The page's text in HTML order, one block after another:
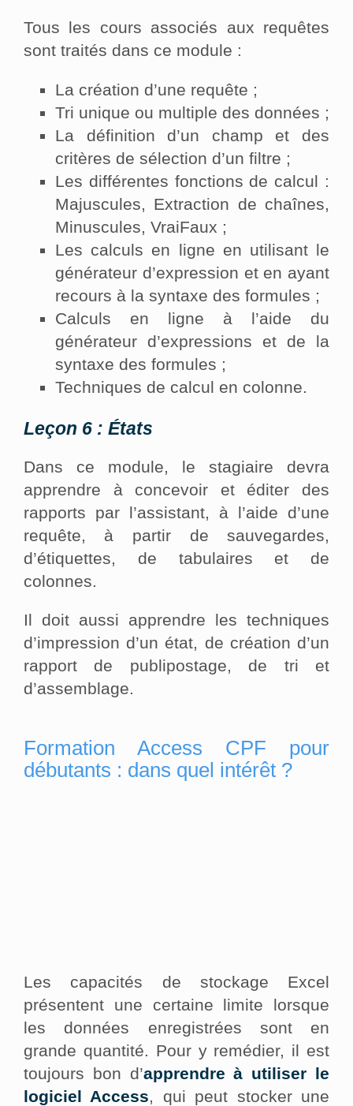
Tous les cours associés aux requêtes
sont traités dans ce module :
La création d’une requête ;
Tri unique ou multiple des données ;
La définition d’un champ et des
critères de sélection d’un filtre ;
Les différentes fonctions de calcul :
Majuscules, Extraction de chaînes,
Minuscules, VraiFaux ;
Les calculs en ligne en utilisant le
générateur d’expression et en ayant
recours à la syntaxe des formules ;
Calculs en ligne à l’aide du
générateur d’expressions et de la
syntaxe des formules ;
Techniques de calcul en colonne.
Leçon 6 : États
Dans ce module, le stagiaire devra
apprendre à concevoir et éditer des
rapports par l’assistant, à l’aide d’une
requête, à partir de sauvegardes,
d’étiquettes, de tabulaires et de
colonnes.
Il doit aussi apprendre les techniques
d’impression d’un état, de création d’un
rapport de publipostage, de tri et
d’assemblage.
Formation Access CPF pour
débutants : dans quel intérêt ?
Les capacités de stockage Excel
présentent une certaine limite lorsque
les données enregistrées sont en
grande quantité. Pour y remédier, il est
toujours bon d’apprendre à utiliser le
logiciel Access, qui peut stocker une